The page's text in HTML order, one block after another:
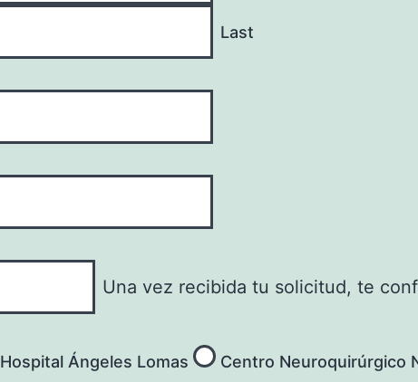
Last
Una vez recibida tu solicitud, te
Hospital Ángeles Lomas
Centro Neuroquirúrgico